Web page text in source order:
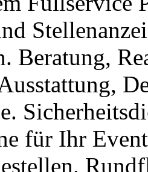
Beratung,
für Ihr